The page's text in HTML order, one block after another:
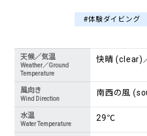
#体験ダイビング
天候／気温
Weather／Ground
Temperature
快晴 (clear)
風向き
Wind Direction
南西の風
水温
Water Temperature
29℃